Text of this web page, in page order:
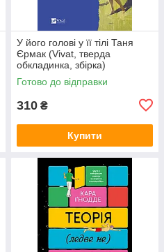
У його голові у її тілі Таня
Єрмак (Vivat, тверда
обкладинка, збірка)
Готово до відправки
310 ₴
Купити